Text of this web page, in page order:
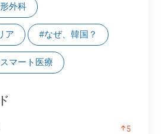
外科
ア #なぜ、韓国？
マート医療
5